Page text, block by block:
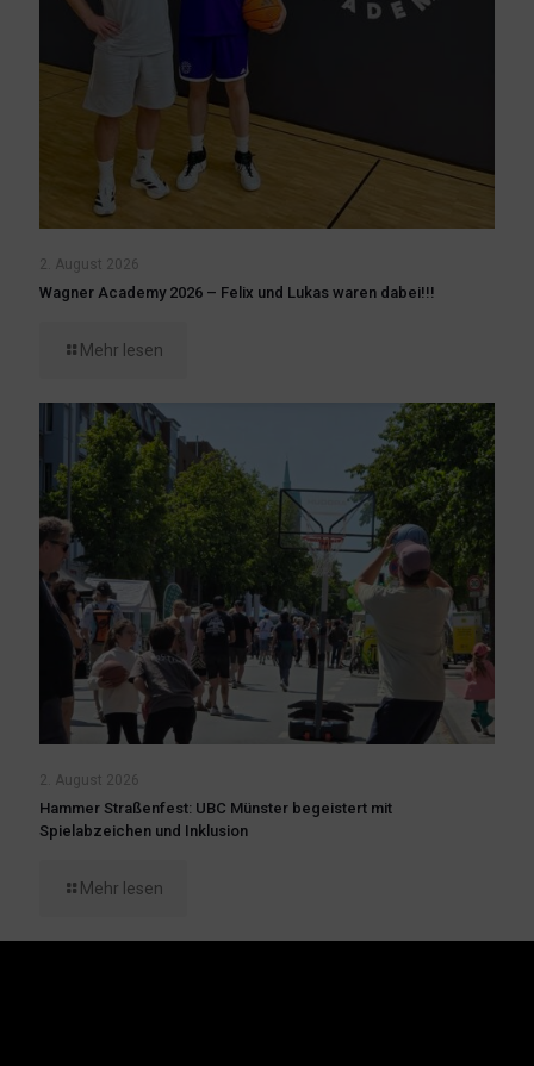
2. August 2026
Wagner Academy 2026 – Felix und Lukas waren dabei!!!
Mehr lesen
2. August 2026
Hammer Straßenfest: UBC Münster begeistert mit
Spielabzeichen und Inklusion
Mehr lesen